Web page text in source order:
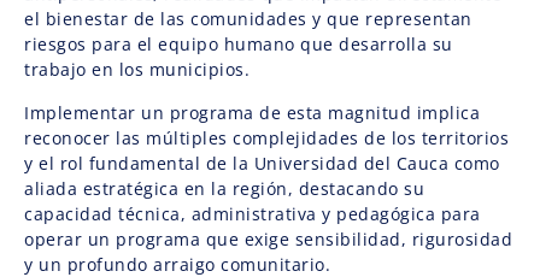
el bienestar de las comunidades y que representan
riesgos para el equipo humano que desarrolla su
trabajo en los municipios.
Implementar un programa de esta magnitud implica
reconocer las múltiples complejidades de los territorios
y el rol fundamental de la Universidad del Cauca como
aliada estratégica en la región, destacando su
capacidad técnica, administrativa y pedagógica para
operar un programa que exige sensibilidad, rigurosidad
y un profundo arraigo comunitario.